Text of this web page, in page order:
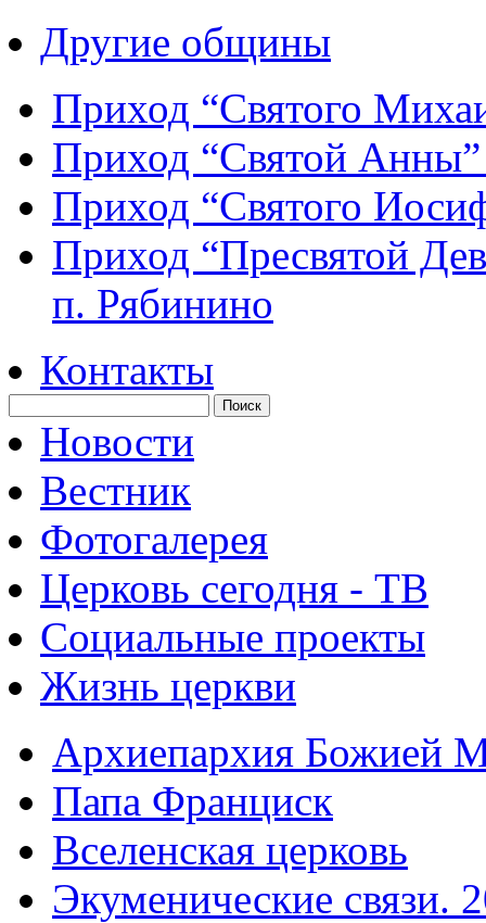
Другие общины
Приход “Святого
Приход “Святой
Приход “Святого
Приход “Пресвятой
п. Рябинино
Контакты
Новости
Вестник
Фотогалерея
Церковь сегодня - ТВ
Социальные проекты
Жизнь церкви
Архиепархия Божией
Папа Франциск
Вселенская церковь
Экуменические связи.